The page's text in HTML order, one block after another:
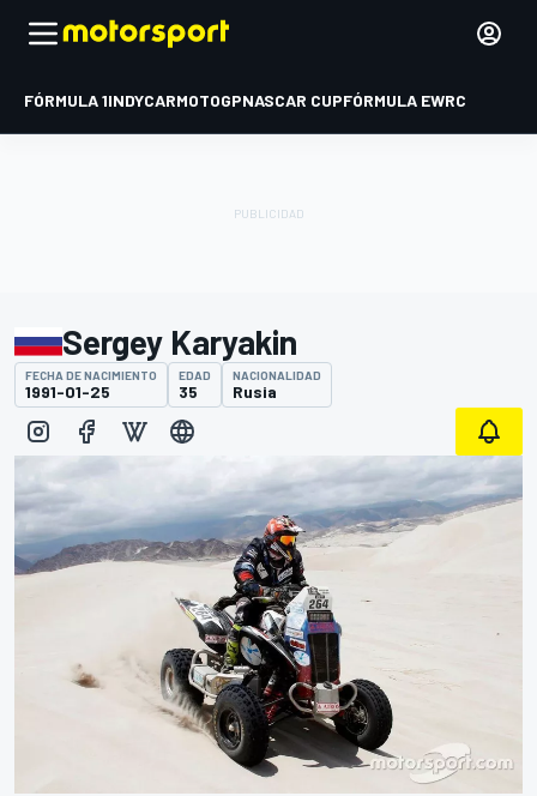
FÓRMULA 1INDYCARMOTOGPNASCAR CUPFÓRMULA EWRC
Sergey Karyakin
FECHA DE NACIMIENTO
1991-01-25
EDAD
35
NACIONALIDAD
Rusia